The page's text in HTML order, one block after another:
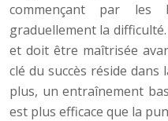
commençant par les
graduellement la
et doit être maîtrisée
clé du succès réside dans
plus, un entraînement
est plus efficace que la